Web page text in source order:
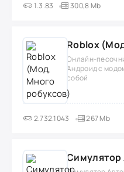
1.3.83 300,8 Mb
Roblox
Онлайн-
Андроид с
собой
2.732.1043 267 Mb